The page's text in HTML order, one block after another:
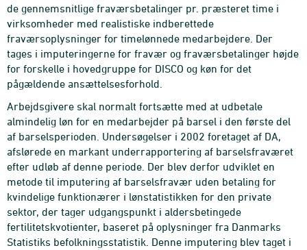
de gennemsnitlige fraværsbetalinger pr. præsteret time i
virksomheder med realistiske indberettede
fraværsoplysninger for timelønnede medarbejdere. Der
tages i imputeringerne for fravær og fraværsbetalinger højde
for forskelle i hovedgruppe for DISCO og køn for det
pågældende ansættelsesforhold.
Arbejdsgivere skal normalt fortsætte med at udbetale
almindelig løn for en medarbejder på barsel i den første del
af barselsperioden. Undersøgelser i 2002 foretaget af DA,
afslørede en markant underrapportering af barselsfraværet
efter udløb af denne periode. Der blev derfor udviklet en
metode til imputering af barselsfravær uden betaling for
kvindelige funktionærer i lønstatistikken for den private
sektor, der tager udgangspunkt i aldersbetingede
fertilitetskvotienter, baseret på oplysninger fra Danmarks
Statistiks befolkningsstatistik. Denne imputering blev taget i